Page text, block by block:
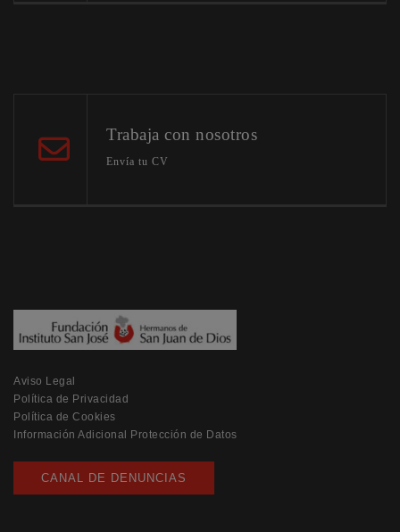
Trabaja con nosotros
Envía tu CV
Aviso Legal
Política de Privacidad
Política de Cookies
Información Adicional Protección de Datos
CANAL DE DENUNCIAS